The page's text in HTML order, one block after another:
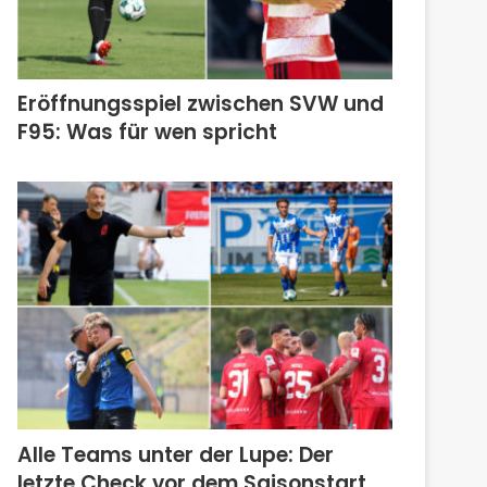
Eröffnungsspiel zwischen SVW und
F95: Was für wen spricht
Alle Teams unter der Lupe: Der